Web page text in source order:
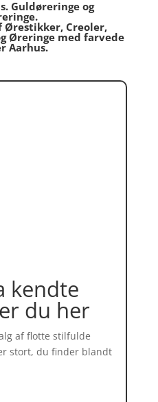
Guldøreringe og
Ørestikker, Creoler,
Øreringe med farvede
Aarhus.
kendte
du her
af flotte stilfulde
stort, du finder blandt